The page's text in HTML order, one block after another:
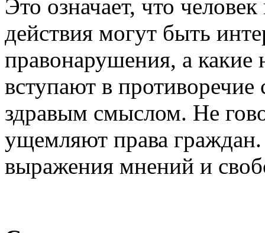
Это означает, что
действия могут быть
правонарушения, а
вступают в
здравым смыслом. Не
ущемляют права
выражения мнений и